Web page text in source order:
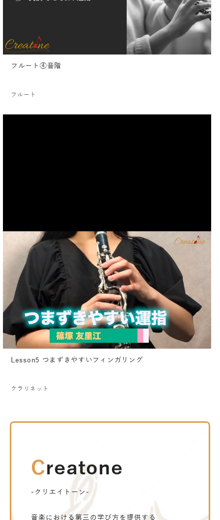
フルート④音階
フルート
Lesson5 つまずきやすいフィンガリング
クラリネット
Creatone
-クリエイトーン-
音楽における第三の学び方を提供する